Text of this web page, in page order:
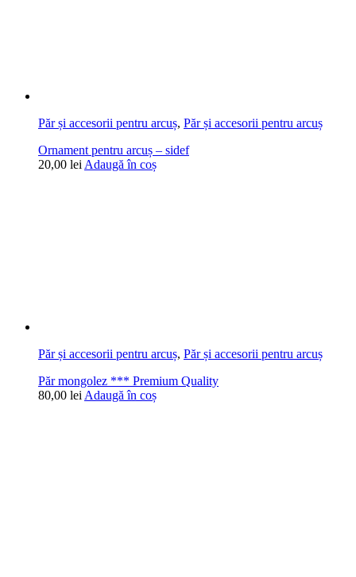
Păr și accesorii pentru arcuș, Păr și accesorii pentru arcuș
Ornament pentru arcuș – sidef
20,00 lei Adaugă în coș
Păr și accesorii pentru arcuș, Păr și accesorii pentru arcuș
Păr mongolez *** Premium Quality
80,00 lei Adaugă în coș